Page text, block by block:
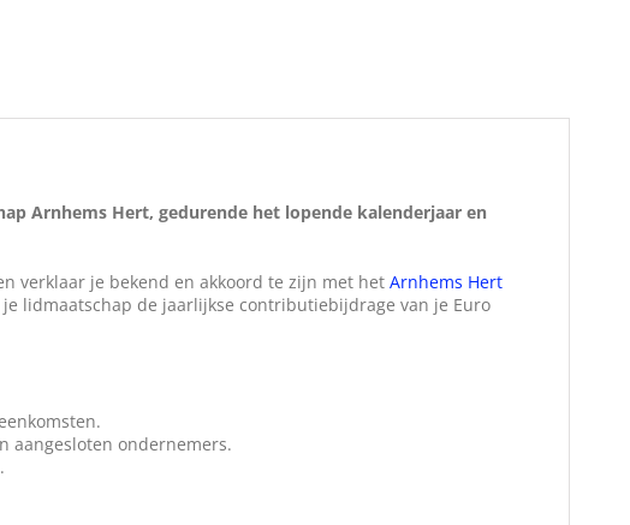
Arnhems Hert, gedurende het lopende kalenderjaar en
verklaar je bekend en akkoord te zijn met het Arnhems Hert
lidmaatschap de jaarlijkse contributiebijdrage van je Euro
aangesloten ondernemers.